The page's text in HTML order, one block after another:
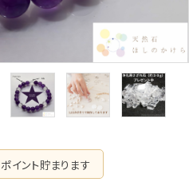
石
天珠【悠久
の叡智】
ピアス・イヤリ
ング【星のひとし
ずく】
ポイント貯まります